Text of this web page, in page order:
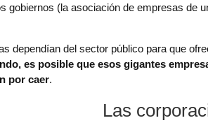
gobiernos (la asociación de empresas
dependían del sector público para que
es posible que esos gigantes
por caer.
Las